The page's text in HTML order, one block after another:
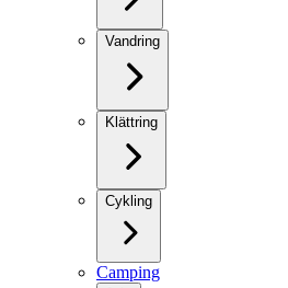
Vandring
Klättring
Cykling
Camping